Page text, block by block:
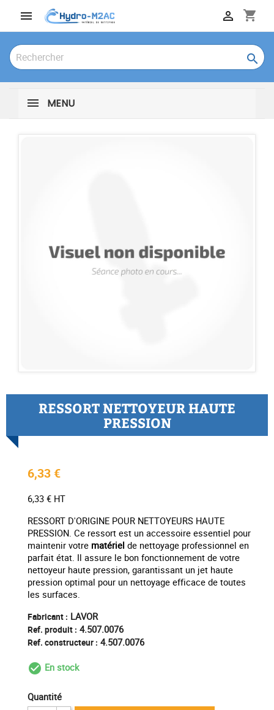
 shopping_cart


MENU
RESSORT NETTOYEUR HAUTE
PRESSION
6,33 €
6,33 € HT
RESSORT D'ORIGINE POUR NETTOYEURS HAUTE
PRESSION. Ce ressort est un accessoire essentiel pour
maintenir votre matériel de nettoyage professionnel en
parfait état. Il assure le bon fonctionnement de votre
nettoyeur haute pression, garantissant un jet haute
pression optimal pour un nettoyage efficace de toutes
les surfaces.
Fabricant : LAVOR
Ref. produit : 4.507.0076
Ref. constructeur : 4.507.0076
check_circle_outline
En stock
Quantité